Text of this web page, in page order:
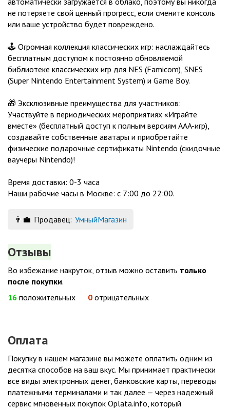
не потеряете свой ценный прогресс, если смените консоль
или ваше устройство будет повреждено.
🕹️ Огромная коллекция классических игр: наслаждайтесь
бесплатным доступом к постоянно обновляемой
библиотеке классических игр для NES (Famicom), SNES
(Super Nintendo Entertainment System) и Game Boy.
🎁 Эксклюзивные преимущества для участников:
Участвуйте в периодических мероприятиях «Играйте
вместе» (бесплатный доступ к полным версиям AAA-игр),
создавайте собственные аватары и приобретайте
физические подарочные сертификаты Nintendo (скидочные
ваучеры Nintendo)!
Время доставки: 0-3 часа
Наши рабочие часы в Москве: с 7:00 до 22:00.
👨‍💼 Продавец: УмныйМагазин
Отзывы
Во избежание накруток, отзыв можно оставить только
после покупки.
16 положительных 0 отрицательных
Оплата
Покупку в нашем магазине вы можете оплатить одним из
десятка способов на ваш вкус. Мы принимает практически
все виды электронных денег, банковские карты, переводы
платежными терминалами и так далее — через надежный
сервис мгновенных покупок Oplata.info, который